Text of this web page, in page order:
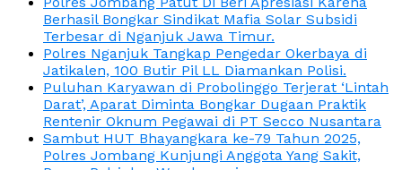
Berhasil Bongkar Sindikat Mafia Solar Subsidi
Terbesar di Nganjuk Jawa Timur.
Polres Nganjuk Tangkap Pengedar Okerbaya di
Jatikalen, 100 Butir Pil LL Diamankan Polisi.
Puluhan Karyawan di Probolinggo Terjerat ‘Lintah
Darat’, Aparat Diminta Bongkar Dugaan Praktik
Rentenir Oknum Pegawai di PT Secco Nusantara
Sambut HUT Bhayangkara ke-79 Tahun 2025,
Polres Jombang Kunjungi Anggota Yang Sakit,